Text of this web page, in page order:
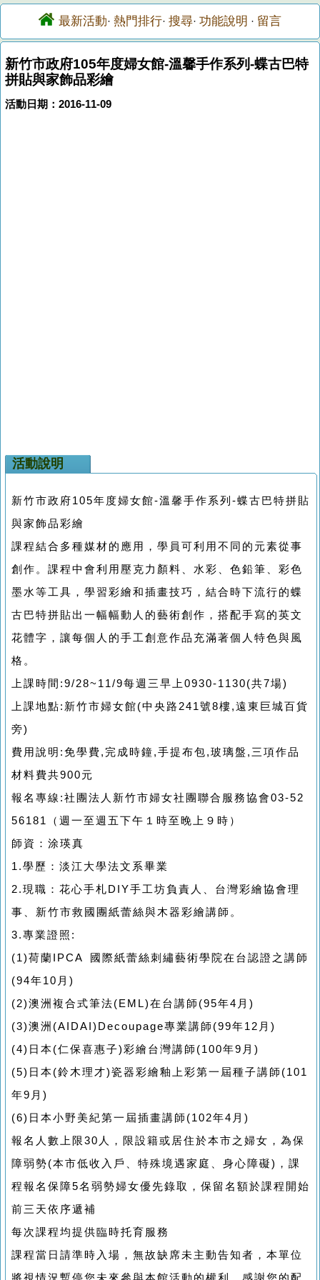
最新活動· 熱門排行· 搜尋· 功能說明 · 留言
新竹市政府105年度婦女館-溫馨手作系列-蝶古巴特
拼貼與家飾品彩繪
活動日期：2016-11-09
活動說明
新竹市政府105年度婦女館-溫馨手作系列-蝶古巴特拼貼
與家飾品彩繪
課程結合多種媒材的應用，學員可利用不同的元素從事
創作。課程中會利用壓克力顏料、水彩、色鉛筆、彩色
墨水等工具，學習彩繪和插畫技巧，結合時下流行的蝶
古巴特拼貼出一幅幅動人的藝術創作，搭配手寫的英文
花體字，讓每個人的手工創意作品充滿著個人特色與風
格。
上課時間:9/28~11/9每週三早上0930-1130(共7場)
上課地點:新竹市婦女館(中央路241號8樓,遠東巨城百貨
旁)
費用說明:免學費,完成時鐘,手提布包,玻璃盤,三項作品
材料費共900元
報名專線:社團法人新竹市婦女社團聯合服務協會03-52
56181（週一至週五下午１時至晚上９時）
師資：涂瑛真
1.學歷：淡江大學法文系畢業
2.現職：花心手札DIY手工坊負責人、台灣彩繪協會理
事、新竹市救國團紙蕾絲與木器彩繪講師。
3.專業證照:
(1)荷蘭IPCA 國際紙蕾絲刺繡藝術學院在台認證之講師
(94年10月)
(2)澳洲複合式筆法(EML)在台講師(95年4月)
(3)澳洲(AIDAI)Decoupage專業講師(99年12月)
(4)日本(仁保喜惠子)彩繪台灣講師(100年9月)
(5)日本(鈴木理才)瓷器彩繪釉上彩第一屆種子講師(101
年9月)
(6)日本小野美紀第一屆插畫講師(102年4月)
報名人數上限30人，限設籍或居住於本市之婦女，為保
障弱勢(本市低收入戶、特殊境遇家庭、身心障礙)，課
程報名保障5名弱勢婦女優先錄取，保留名額於課程開始
前三天依序遞補
每次課程均提供臨時托育服務
課程當日請準時入場，無故缺席未主動告知者，本單位